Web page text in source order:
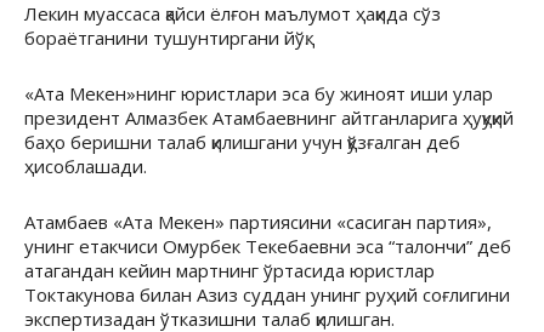
Лекин муассаса қайси ёлғон маълумот ҳақида сўз
бораётганини тушунтиргани йўқ.
«Ата Мекен»нинг юристлари эса бу жиноят иши улар
президент Алмазбек Атамбаевнинг айтганларига ҳуқуқий
баҳо беришни талаб қилишгани учун қўзғалган деб
ҳисоблашади.
Атамбаев «Ата Мекен» партиясини «сасиган партия»,
унинг етакчиси Омурбек Текебаевни эса “талончи” деб
атагандан кейин мартнинг ўртасида юристлар
Токтакунова билан Азиз суддан унинг руҳий соғлигини
экспертизадан ўтказишни талаб қилишган.